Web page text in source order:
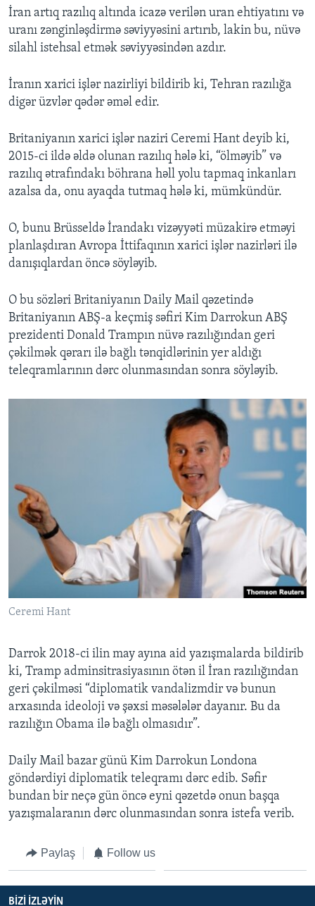
İran artıq razılıq altında icazə verilən uran ehtiyatını və
uranı zənginləşdirmə səviyyəsini artırıb, lakin bu, nüvə
silahl istehsal etmək səviyyəsindən azdır.
İranın xarici işlər nazirliyi bildirib ki, Tehran razılığa
digər üzvlər qədər əməl edir.
Britaniyanın xarici işlər naziri Ceremi Hant deyib ki,
2015-ci ildə əldə olunan razılıq hələ ki, “ölməyib” və
razılıq ətrafındakı böhrana həll yolu tapmaq inkanları
azalsa da, onu ayaqda tutmaq hələ ki, mümkündür.
O, bunu Brüsseldə İrandakı vizəyyəti müzakirə etməyi
planlaşdıran Avropa İttifaqının xarici işlər nazirləri ilə
danışıqlardan öncə söyləyib.
O bu sözləri Britaniyanın Daily Mail qəzetində
Britaniyanın ABŞ-a keçmiş səfiri Kim Darrokun ABŞ
prezidenti Donald Trampın nüvə razılığından geri
çəkilmək qərarı ilə bağlı tənqidlərinin yer aldığı
teleqramlarının dərc olunmasından sonra söyləyib.
Ceremi Hant
Darrok 2018-ci ilin may ayına aid yazışmalarda bildirib
ki, Tramp adminsitrasiyasının ötən il İran razılığından
geri çəkilməsi “diplomatik vandalizmdir və bunun
arxasında ideoloji və şəxsi məsələlər dayanır. Bu da
razılığın Obama ilə bağlı olmasıdır”.
Daily Mail bazar günü Kim Darrokun Londona
göndərdiyi diplomatik teleqramı dərc edib. Səfir
bundan bir neçə gün öncə eyni qəzetdə onun başqa
yazışmalaranın dərc olunmasından sonra istefa verib.
Paylaş Follow us
BIZI IZLƏYIN